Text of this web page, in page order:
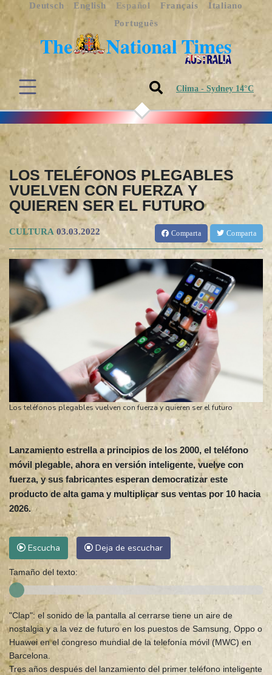
Deutsch English Español Français
Italiano
Português
Clima - Sydney 14°C
LOS TELÉFONOS PLEGABLES
VUELVEN CON FUERZA Y
QUIEREN SER EL FUTURO
CULTURA 03.03.2022 Comparta Comparta
Los teléfonos plegables vuelven con fuerza y quieren ser el futuro
Lanzamiento estrella a principios de los 2000, el teléfono
móvil plegable, ahora en versión inteligente, vuelve con
fuerza, y sus fabricantes esperan democratizar este
producto de alta gama y multiplicar sus ventas por 10 hacia
2026.
Escucha Deja de escuchar
Tamaño del texto:
"Clap": el sonido de la pantalla al cerrarse tiene un aire de
nostalgia y a la vez de futuro en los puestos de Samsung, Oppo o
Huawei en el congreso mundial de la telefonía móvil (MWC) en
Barcelona.
Tres años después del lanzamiento del primer teléfono inteligente